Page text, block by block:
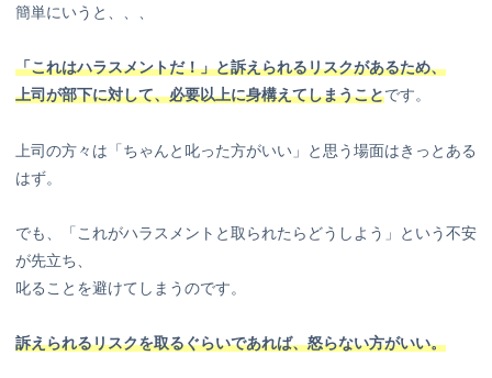
簡単にいうと、、、
「これはハラスメントだ！」と訴えられるリスクがあるため、
上司が部下に対して、必要以上に身構えてしまうことです。
上司の方々は「ちゃんと叱った方がいい」と思う場面はきっとある
はず。
でも、「これがハラスメントと取られたらどうしよう」という不安
が先立ち、
叱ることを避けてしまうのです。
訴えられるリスクを取るぐらいであれば、怒らない方がいい。